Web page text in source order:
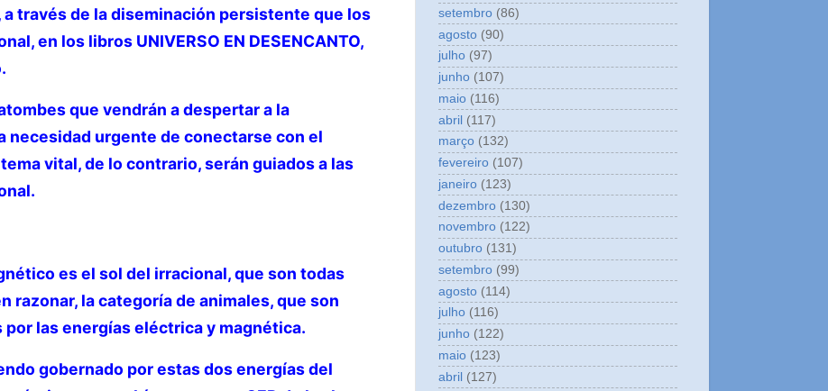
través de la diseminación persistente que los
en los libros UNIVERSO EN DESENCANTO,
que vendrán a despertar a la
necesidad urgente de conectarse con el
vital, de lo contrario, serán guiados a las
es el sol del irracional, que son todas
razonar, la categoría de animales, que son
las energías eléctrica y magnética.
gobernado por estas dos energías del
setembro (86)
agosto (90)
julho (97)
junho (107)
maio (116)
abril (117)
março (132)
fevereiro (107)
janeiro (123)
dezembro (130)
novembro (122)
outubro (131)
setembro (99)
agosto (114)
julho (116)
junho (122)
maio (123)
abril (127)